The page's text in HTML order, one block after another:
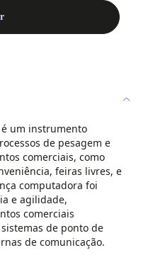
é um instrumento
de pesagem e
comerciais, como
feiras livres, e
computadora foi
e agilidade,
comerciais
de ponto de
de comunicação.